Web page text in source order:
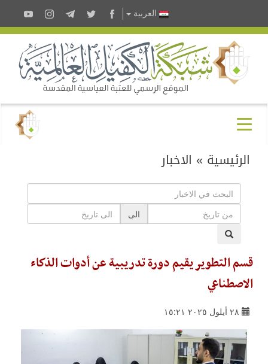
العربية
الرئيسية » الاخبار
الى
قسم التطوير يقيم دورة تدريبية عن أدوات الذكاء
الاصطناعي
٢٨ أيلول ٢٠٢٥ ١٥:٢١